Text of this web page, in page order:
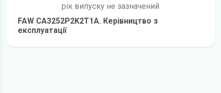
рік випуску не зазначений
FAW CA3252P2K2T1A. Керівництво з
експлуатації